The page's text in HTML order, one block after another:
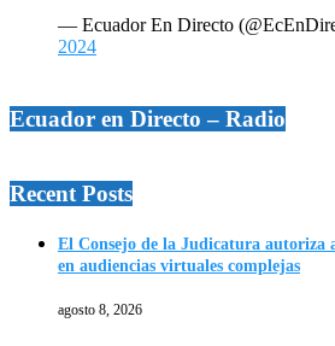
— Ecuador En Directo
2024
Ecuador en Directo – Radio
Recent Posts
El Consejo de la Judicatura autoriza
en audiencias virtuales complejas
agosto 8, 2026